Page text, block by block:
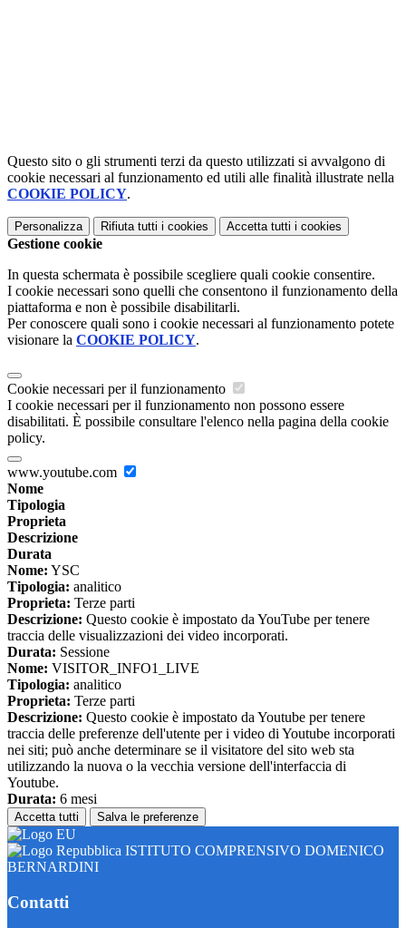
Questo sito o gli strumenti terzi da questo utilizzati si avvalgono di
cookie necessari al funzionamento ed utili alle finalità illustrate nella
COOKIE POLICY.
Personalizza Rifiuta tutti i cookies Accetta tutti i cookies
Gestione cookie
In questa schermata è possibile scegliere quali cookie consentire.
I cookie necessari sono quelli che consentono il funzionamento della
piattaforma e non è possibile disabilitarli.
Per conoscere quali sono i cookie necessari al funzionamento potete
visionare la COOKIE POLICY.
Cookie necessari per il funzionamento
I cookie necessari per il funzionamento non possono essere
disabilitati. È possibile consultare l'elenco nella pagina della cookie
policy.
www.youtube.com
Nome
Tipologia
Proprieta
Descrizione
Durata
Nome: YSC
Tipologia: analitico
Proprieta: Terze parti
Descrizione: Questo cookie è impostato da YouTube per tenere
traccia delle visualizzazioni dei video incorporati.
Durata: Sessione
Nome: VISITOR_INFO1_LIVE
Tipologia: analitico
Proprieta: Terze parti
Descrizione: Questo cookie è impostato da Youtube per tenere
traccia delle preferenze dell'utente per i video di Youtube incorporati
nei siti; può anche determinare se il visitatore del sito web sta
utilizzando la nuova o la vecchia versione dell'interfaccia di
Youtube.
Durata: 6 mesi
Accetta tutti Salva le preferenze
ISTITUTO COMPRENSIVO DOMENICO
BERNARDINI
Contatti